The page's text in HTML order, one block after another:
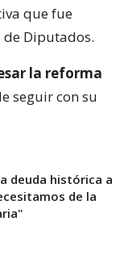
que fue
de Diputados.
la reforma
seguir con su
deuda histórica a
de la